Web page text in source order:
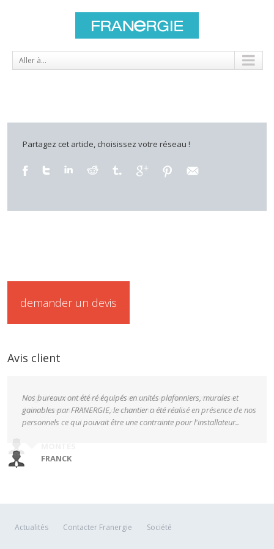
Aller à...
Partagez cet article, choisissez votre réseau !
demander un devis
Avis client
Malgré les contraintes de réalisation, le remplacement de notre
équipement au R22 a été correctement réalisé.
Nos bureaux ont été ré équipés en unités plafonniers, murales et
gainables par FRANERGIE, le chantier a été réalisé en présence de nos
personnels ce qui pouvait être une contrainte pour l'installateur..
FRANCK
Actualités Contacter Franergie Société